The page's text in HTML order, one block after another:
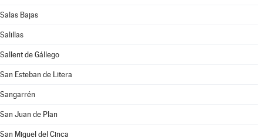
Salas Bajas
Salillas
Sallent de Gállego
San Esteban de Litera
Sangarrén
San Juan de Plan
San Miguel del Cinca